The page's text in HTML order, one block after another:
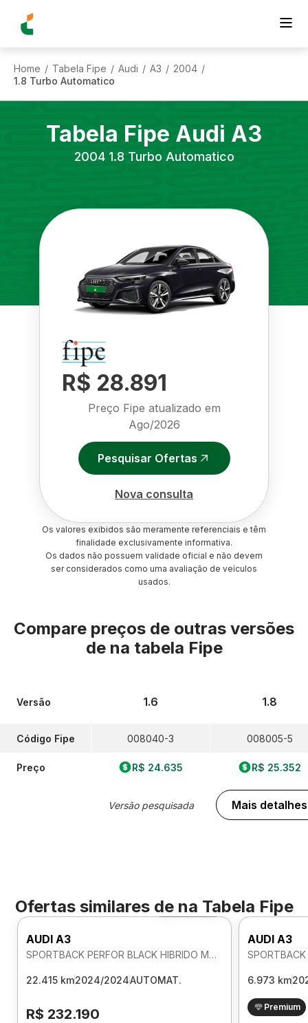
Home / Tabela Fipe / Audi / A3 / 2004 /
1.8 Turbo Automatico
Tabela Fipe Audi A3
2004 1.8 Turbo Automatico
R$ 28.891
Preço Fipe atualizado em
Ago/2026
Pesquisar Ofertas
Nova consulta
Os valores exibidos são meramente referenciais e têm
finalidade exclusivamente informativa.
Os dados não possuem validade oficial e não devem
ser considerados como uma avaliação de veículos
usados.
Compare preços de outras versões
de na tabela Fipe
Versão
Código Fipe
Preço
1.6
008040-3
R$ 24.635
Versão pesquisada
1.8
008005-5
R$ 25.352
Mais detalhes
Ofertas similares de na Tabela Fipe
Foto 360º
AUDI A3
SPORTBACK PERFOR BLACK HIBRIDO MHEV 2.0 AUTOMATICO
22.415 km2024/2024AUTOMAT.
R$ 232.190
AUDI A3
6.973 km
Premium